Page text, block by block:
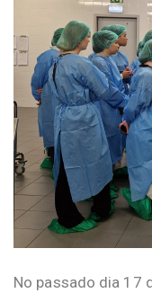
No passado dia 17